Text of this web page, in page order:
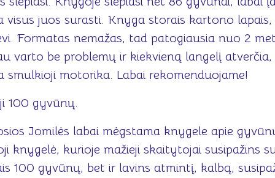
visus juos surasti. Knyga storais kartono
Formatas nemažas, tad patogiausia nuo 2
varto be problemų ir kiekvieną langelį
smulkioji motorika. Labai rekomenduojame!
100 gyvūnų.
Jomilės labai mėgstama knygele apie
knygelė, kurioje mažieji skaitytojai susipažins
100 gyvūnų, bet ir lavins atmintį, kalbą,